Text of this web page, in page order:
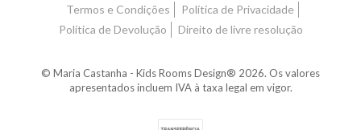
Termos e Condições
Política de Privacidade
Política de Devolução
Direito de livre resolução
© Maria Castanha - Kids Rooms Design® 2026. Os valores
apresentados incluem IVA à taxa legal em vigor.